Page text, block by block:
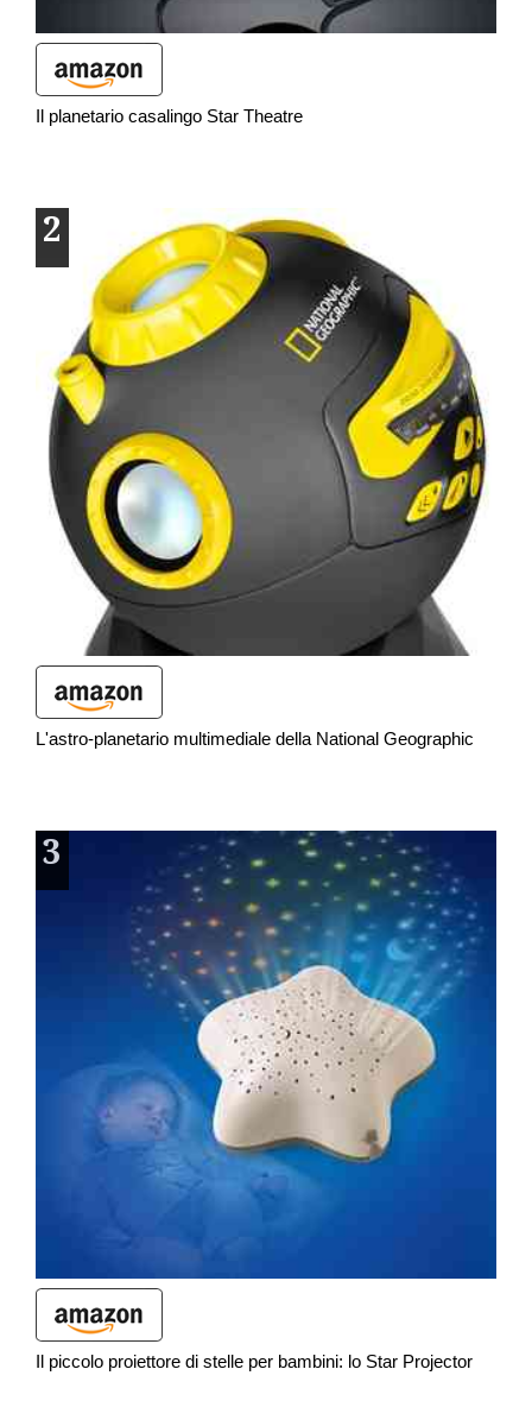
Il planetario casalingo Star Theatre
2
L'astro-planetario multimediale della National Geographic
3
Il piccolo proiettore di stelle per bambini: lo Star Projector